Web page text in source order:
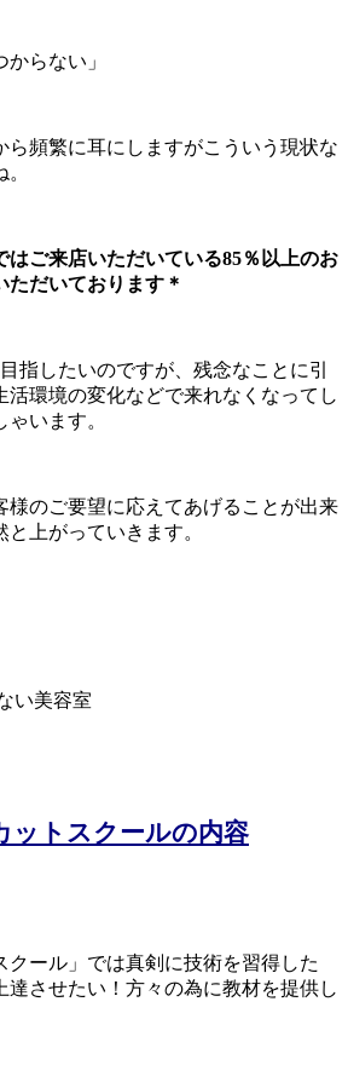
からない」
ら頻繁に耳にしますがこういう現状な
はご来店いただいている85％以上のお
だいております＊
指したいのですが、残念なことに引
活環境の変化などで来れなくなってし
います。
様のご要望に応えてあげることが出来
上がっていきます。
ットスクールの内容
クール」では真剣に技術を習得した
達させたい！方々の為に教材を提供し